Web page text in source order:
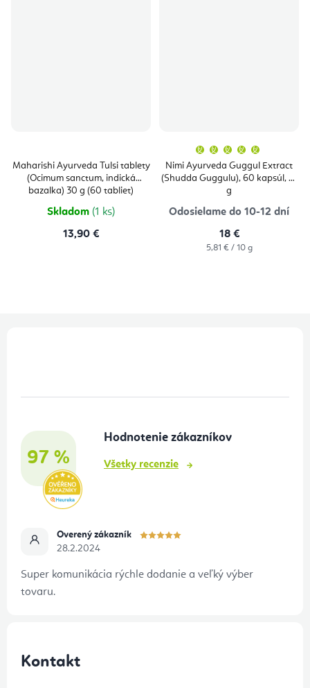
Maharishi Ayurveda Tulsi tablety
(Ocimum sanctum, indická
bazalka) 30 g (60 tabliet)
Skladom (1 ks)
13,90 €
Nimi Ayurveda Guggul Extract
(Shudda Guggulu), 60 kapsúl, 31
g
produktu
je
5,0
Odosielame do 10-12 dní
18 €
Jednotková
5,81 € / 10 g
97 %
Hodnotenie zákazníkov
Všetky recenzie
Overený zákazník
28.2.2024
Super komunikácia rýchle dodanie a veľký výber
tovaru.
Kontakt